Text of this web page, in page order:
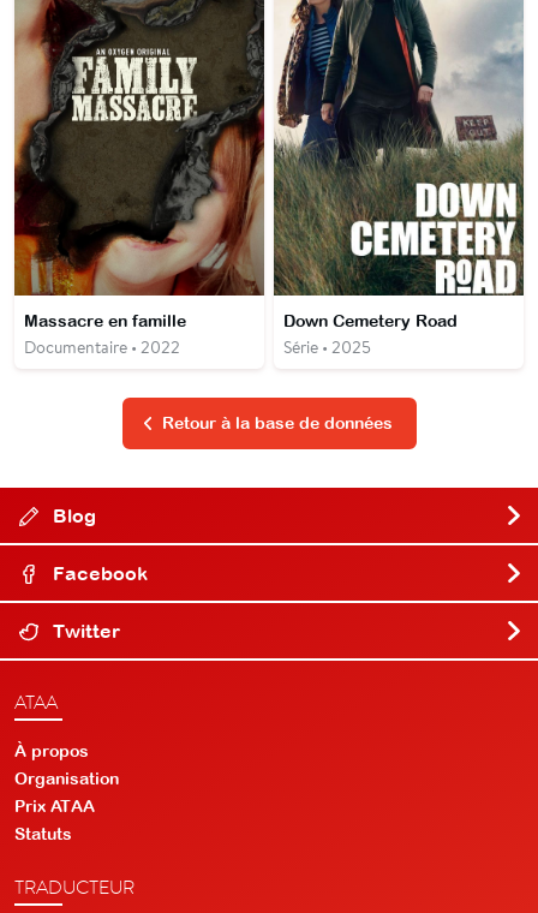
Massacre en famille
Documentaire • 2022
Down Cemetery Road
Série • 2025
Retour à la base de données
Blog
Facebook
Twitter
ATAA
À propos
Organisation
Prix ATAA
Statuts
TRADUCTEUR